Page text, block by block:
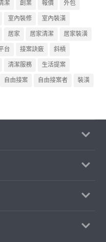
潔 創業 報價 外包
室內裝修 室內裝潢
居家 居家清潔 居家裝潢
台 接案訣竅 斜槓
清潔服務 生活提案
自由接案 自由接案者 裝潢